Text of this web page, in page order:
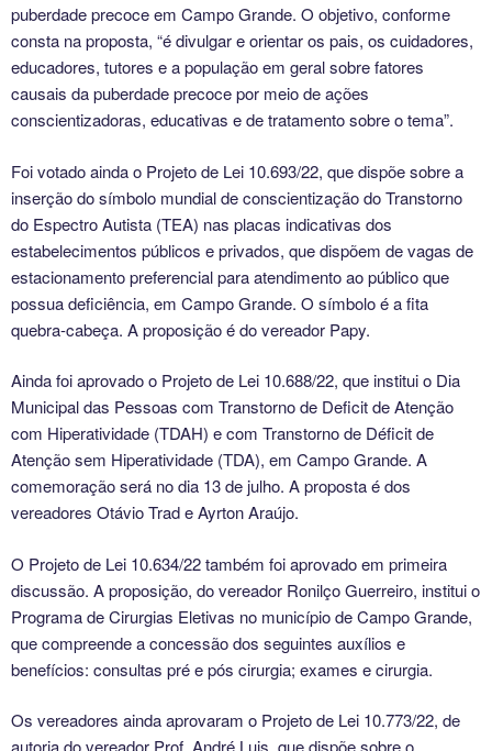
puberdade precoce em Campo Grande. O objetivo, conforme
consta na proposta, “é divulgar e orientar os pais, os cuidadores,
educadores, tutores e a população em geral sobre fatores
causais da puberdade precoce por meio de ações
conscientizadoras, educativas e de tratamento sobre o tema”.
Foi votado ainda o Projeto de Lei 10.693/22, que dispõe sobre a
inserção do símbolo mundial de conscientização do Transtorno
do Espectro Autista (TEA) nas placas indicativas dos
estabelecimentos públicos e privados, que dispõem de vagas de
estacionamento preferencial para atendimento ao público que
possua deficiência, em Campo Grande. O símbolo é a fita
quebra-cabeça. A proposição é do vereador Papy.
Ainda foi aprovado o Projeto de Lei 10.688/22, que institui o Dia
Municipal das Pessoas com Transtorno de Deficit de Atenção
com Hiperatividade (TDAH) e com Transtorno de Déficit de
Atenção sem Hiperatividade (TDA), em Campo Grande. A
comemoração será no dia 13 de julho. A proposta é dos
vereadores Otávio Trad e Ayrton Araújo.
O Projeto de Lei 10.634/22 também foi aprovado em primeira
discussão. A proposição, do vereador Ronilço Guerreiro, institui o
Programa de Cirurgias Eletivas no município de Campo Grande,
que compreende a concessão dos seguintes auxílios e
benefícios: consultas pré e pós cirurgia; exames e cirurgia.
Os vereadores ainda aprovaram o Projeto de Lei 10.773/22, de
autoria do vereador Prof. André Luis, que dispõe sobre o